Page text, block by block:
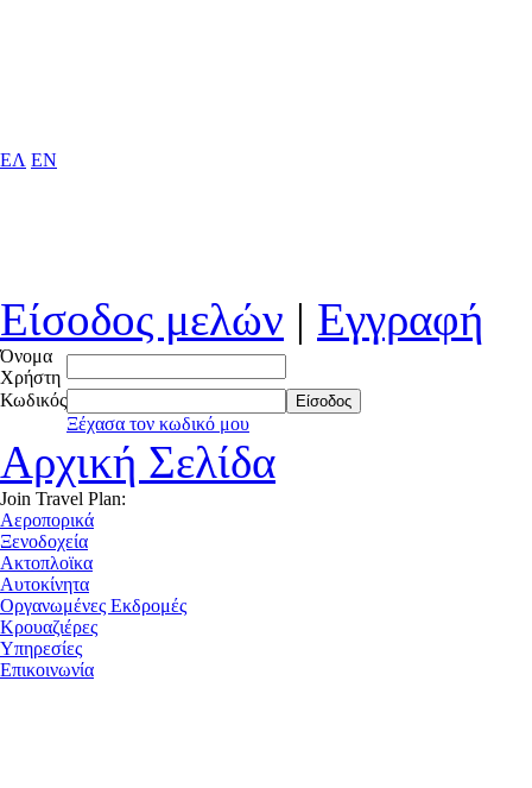
ΕΛ EN
Είσοδος μελών | Εγγραφή
Όνομα
Χρήστη
Κωδικός
Είσοδος
Ξέχασα τον κωδικό μου
Αρχική Σελίδα
Join Travel Plan:
Αεροπορικά
Ξενοδοχεία
Ακτοπλοϊκα
Αυτοκίνητα
Οργανωμένες Εκδρομές
Κρουαζιέρες
Υπηρεσίες
Επικοινωνία